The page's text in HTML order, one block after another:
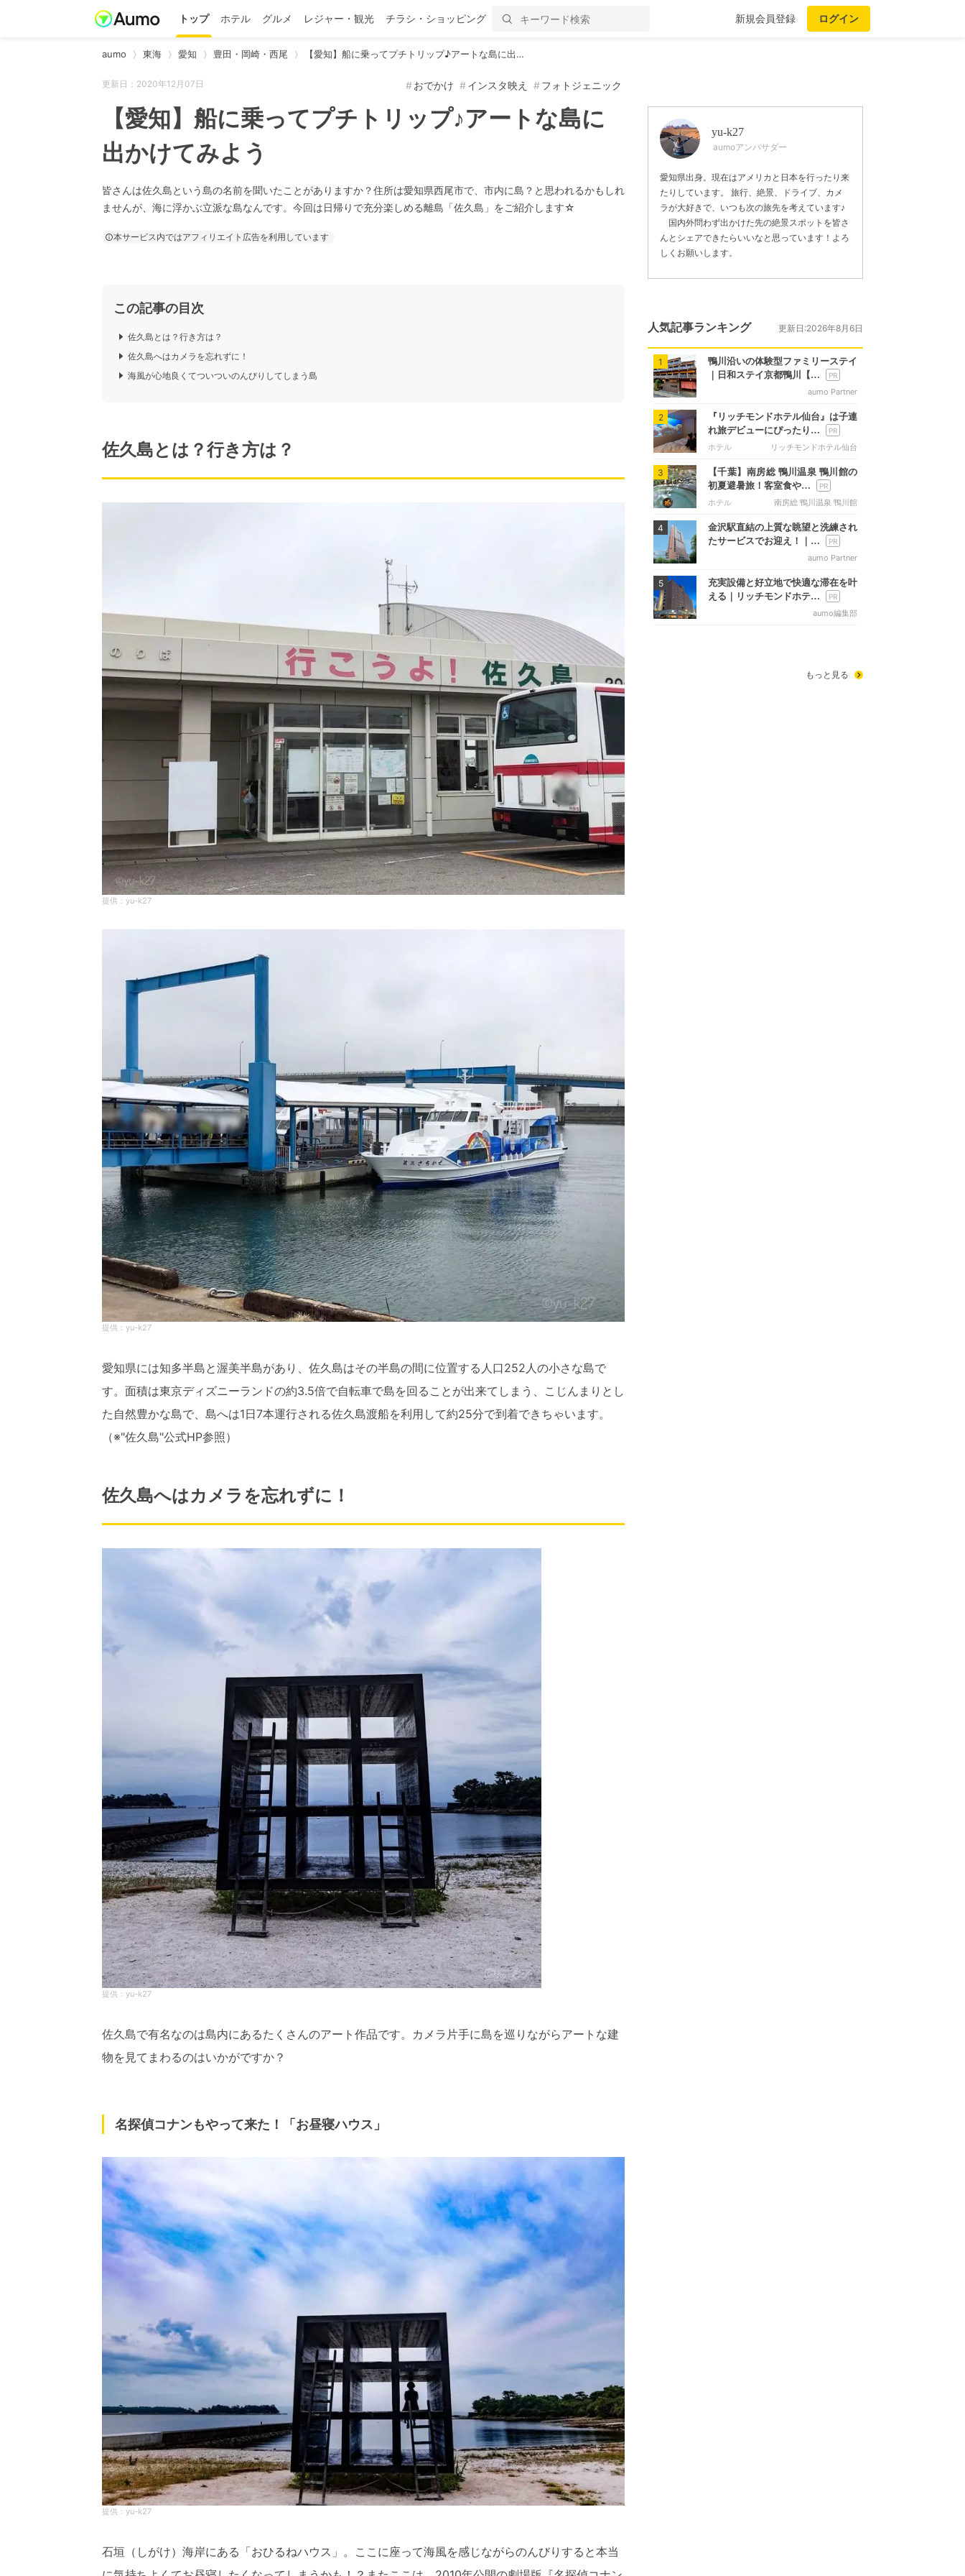
トップ ホテル グルメ レジャー・観光 チラシ・ショッピング 新規会員登録 ログイン
aumo 東海 愛知 豊田・岡崎・西尾 【愛知】船に乗ってプチトリップ♪アートな島に出…
更新日：2020年12月07日 おでかけ インスタ映え フォトジェニック
【愛知】船に乗ってプチトリップ♪アートな島に
出かけてみよう
皆さんは佐久島という島の名前を聞いたことがありますか？住所は愛知県西尾市で、市内に島？と思われるかもしれ
ませんが、海に浮かぶ立派な島なんです。今回は日帰りで充分楽しめる離島「佐久島」をご紹介します☆
本サービス内ではアフィリエイト広告を利用しています
この記事の目次
佐久島とは？行き方は？
佐久島へはカメラを忘れずに！
海風が心地良くてついついのんびりしてしまう島
佐久島とは？行き方は？
yu-k27
yu-k27
愛知県には知多半島と渥美半島があり、佐久島はその半島の間に位置する人口252人の小さな島で
す。面積は東京ディズニーランドの約3.5倍で自転車で島を回ることが出来てしまう、こじんまりとし
た自然豊かな島で、島へは1日7本運行される佐久島渡船を利用して約25分で到着できちゃいます。
（※"佐久島"公式HP参照）
佐久島へはカメラを忘れずに！
yu-k27
佐久島で有名なのは島内にあるたくさんのアート作品です。カメラ片手に島を巡りながらアートな建
物を見てまわるのはいかがですか？
名探偵コナンもやって来た！「お昼寝ハウス」
yu-k27
石垣（しがけ）海岸にある「おひるねハウス」。ここに座って海風を感じながらのんびりすると本当
yu-k27
aumoアンバサダー
愛知県出身。現在はアメリカと日本を行ったり来
たりしています。 旅行、絶景、ドライブ、カメ
ラが大好きで、いつも次の旅先を考えています♪
国内外問わず出かけた先の絶景スポットを皆さ
んとシェアできたらいいなと思っています！よろ
しくお願いします。
人気記事ランキング 更新日:2026年8月6日
1
鴨川沿いの体験型ファミリーステイ
｜日和ステイ京都鴨川【…
aumo Partner
2
『リッチモンドホテル仙台』は子連
れ旅デビューにぴったり…
ホテル リッチモンドホテル仙台
3
【千葉】南房総 鴨川温泉 鴨川館の
初夏避暑旅！客室食や…
ホテル 南房総 鴨川温泉 鴨川館
4
金沢駅直結の上質な眺望と洗練され
たサービスでお迎え！｜…
aumo Partner
5
充実設備と好立地で快適な滞在を叶
える｜リッチモンドホテ…
aumo編集部
もっと見る